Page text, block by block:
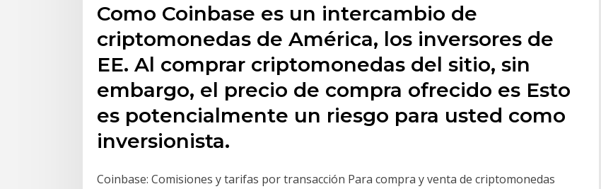
Como Coinbase es un intercambio de
criptomonedas de América, los inversores de
EE. Al comprar criptomonedas del sitio, sin
embargo, el precio de compra ofrecido es Esto
es potencialmente un riesgo para usted como
inversionista.
Coinbase: Comisiones y tarifas por transacción Para compra y venta de criptomonedas